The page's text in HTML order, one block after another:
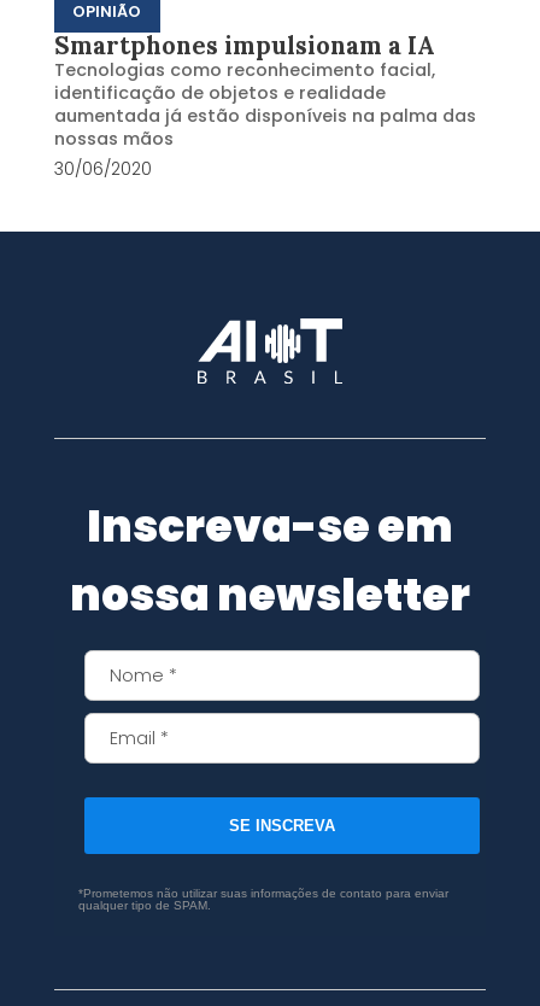
OPINIÃO
Smartphones impulsionam a IA
Tecnologias como reconhecimento facial,
identificação de objetos e realidade
aumentada já estão disponíveis na palma das
nossas mãos
30/06/2020
Inscreva-se em
nossa newsletter
SE INSCREVA
*Prometemos não utilizar suas informações de contato para enviar
qualquer tipo de SPAM.